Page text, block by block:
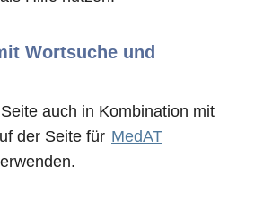
Wortsuche und
auch in Kombination mit
der Seite für MedAT